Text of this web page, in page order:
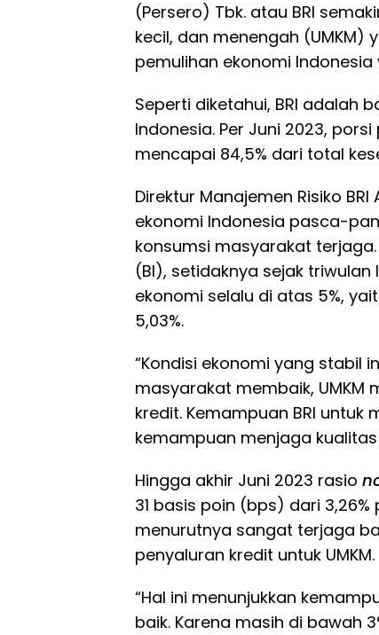
(Persero) Tbk. atau BRI
kecil, dan menengah (UMKM)
pemulihan ekonomi
Seperti diketahui, BRI adalah
Indonesia. Per Juni 2023,
mencapai 84,5% dari total
Direktur Manajemen Risiko
ekonomi Indonesia pasca-
konsumsi masyarakat
(BI), setidaknya sejak
ekonomi selalu di atas 5%,
5,03%.
“Kondisi ekonomi yang stabil
masyarakat membaik, UMKM
kredit. Kemampuan BRI
kemampuan menjaga
Hingga akhir Juni 2023 rasio
31 basis poin (bps) dari 3,26%
menurutnya sangat terjaga
penyaluran kredit untuk UMKM.
“Hal ini menunjukkan
baik. Karena masih di bawah